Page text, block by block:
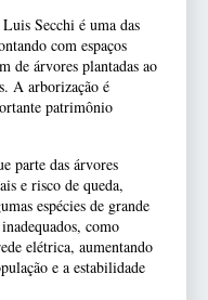
Secchi é uma das
com espaços
de árvores plantadas ao
A arborização é
patrimônio
parte das árvores
e risco de queda,
espécies de grande
como
elétrica, aumentando
e a estabilidade